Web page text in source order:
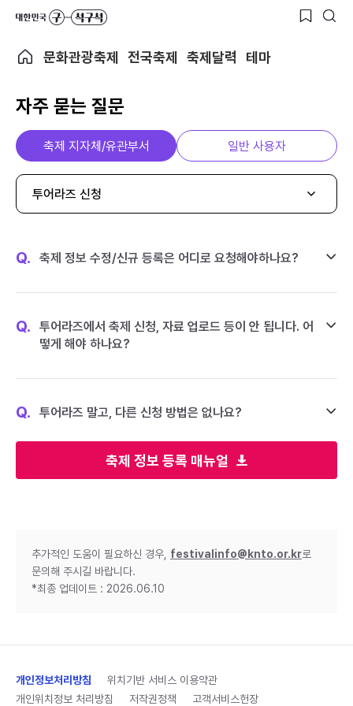
문화관광축제 전국축제 축제달력 테마
자주 묻는 질문
축제 정보 등록 매뉴얼
축제 지자체/유관부서 일반 사용자
투어라즈 신청
Q. 축제 정보 수정/신규 등록은 어디로 요청해야하나요?
Q.
투어라즈에서 축제 신청, 자료 업로드 등이 안 됩니다. 어
떻게 해야 하나요?
Q. 투어라즈 말고, 다른 신청 방법은 없나요?
추가적인 도움이 필요하신 경우, festivalinfo@knto.or.kr로
문의해 주시길 바랍니다.
*최종 업데이트 : 2026.06.10
개인정보처리방침
위치기반 서비스 이용약관
개인위치정보 처리방침
저작권정책 고객서비스헌장